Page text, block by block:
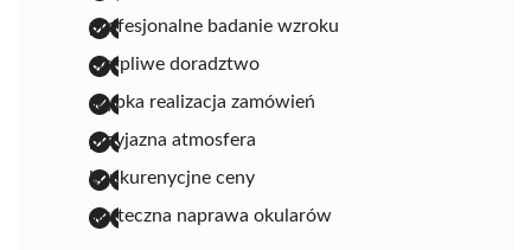
profesjonalne badanie wzroku
cierpliwe doradztwo
szybka realizacja zamówień
przyjazna atmosfera
konkurenycjne ceny
skuteczna naprawa okularów